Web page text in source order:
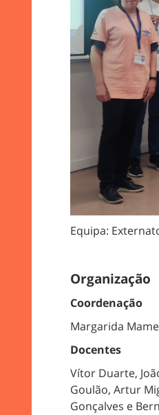
Equipa:
Organização
Coordenação
Margarida
Docentes
Vítor Duarte,
Goulão, Artur
Gonçalves e